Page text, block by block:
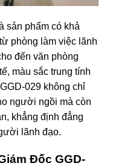
sản phẩm có khả
phòng làm việc lãnh
đến văn phòng
màu sắc trung tính
029 không chỉ
người ngồi mà còn
khẳng định đẳng
lãnh đạo.
Đốc GGD-